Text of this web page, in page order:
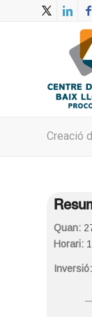
Creació
Quan:
Horari:
Inversió: